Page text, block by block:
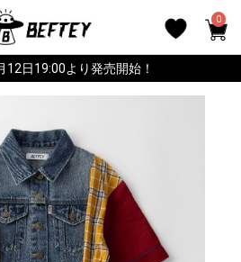
0
日19:00より発売開始！